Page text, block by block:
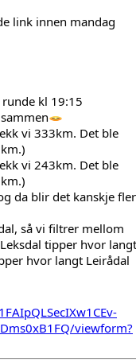
link innen mandag
kl 19:15
vi 333km. Det ble
vi 243km. Det ble
da blir det kanskje
så vi filtrer mellom
tipper hvor langt
hvor langt Leirådal
viewform?